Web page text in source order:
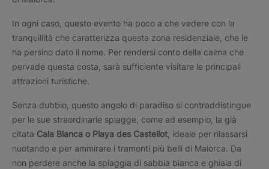
In ogni caso, questo evento ha poco a che vedere con la
tranquillità che caratterizza questa zona residenziale, che le
ha persino dato il nome. Per rendersi conto della calma che
pervade questa costa, sarà sufficiente visitare le principali
attrazioni turistiche.
Senza dubbio, questo angolo di paradiso si contraddistingue
per le sue straordinarie spiagge, come ad esempio, la già
citata Cala Blanca o Playa des Castellot , ideale per rilassarsi
nuotando e per ammirare i tramonti più belli di Maiorca. Da
non perdere anche la spiaggia di sabbia bianca e ghiaia di